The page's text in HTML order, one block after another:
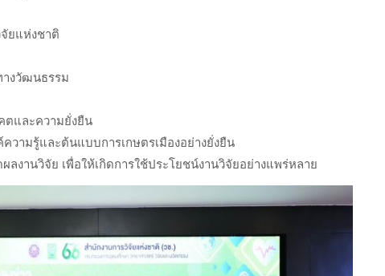
ยแห่งชาติ
างวัฒนธรรม
และความยั่งยืน
วามรู้และต้นแบบการเกษตรเมืองอย่างยั่งยืน
งานวิจัย เพื่อให้เกิดการใช้ประโยชน์งานวิจัยอย่างแพร่หลาย